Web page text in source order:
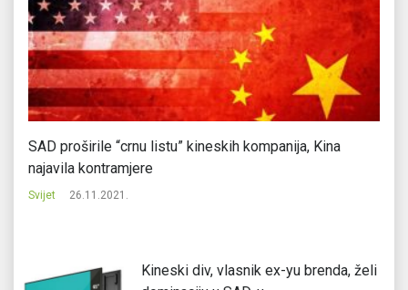
SAD proširile “crnu listu” kineskih kompanija, Kina
najavila kontramjere
Svijet 26.11.2021.
Kineski div, vlasnik ex-yu brenda, želi